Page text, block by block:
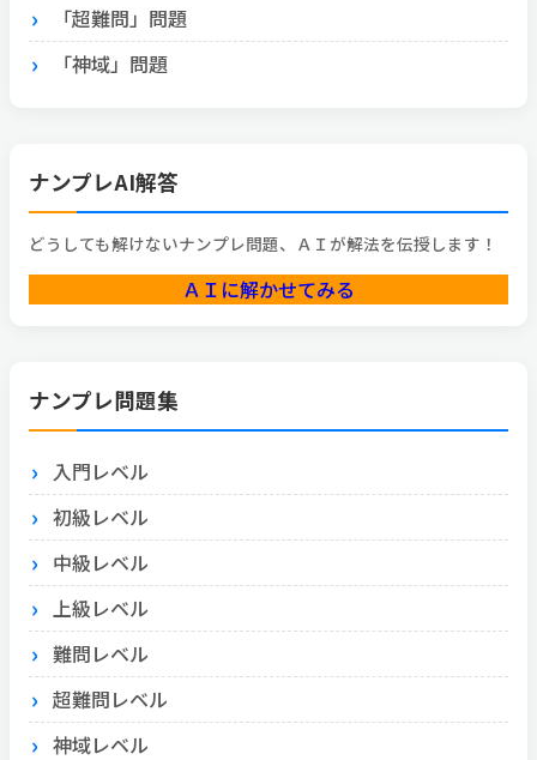
「超難問」問題
「神域」問題
ナンプレAI解答
どうしても解けないナンプレ問題、ＡＩが解法を伝授します！
ＡＩに解かせてみる
ナンプレ問題集
入門レベル
初級レベル
中級レベル
上級レベル
難問レベル
超難問レベル
神域レベル